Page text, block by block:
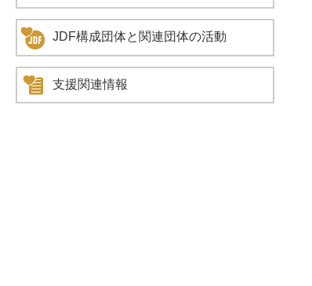
JDF構成団体と関連団体の活動
支援関連情報